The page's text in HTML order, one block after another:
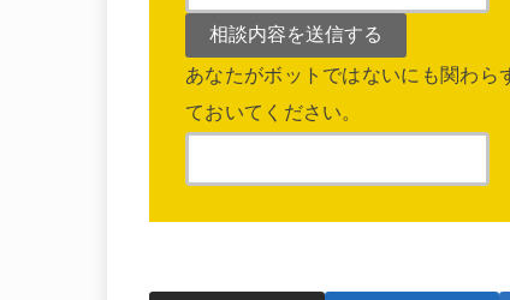
あなたがボットではないにも関わら
ておいてください。